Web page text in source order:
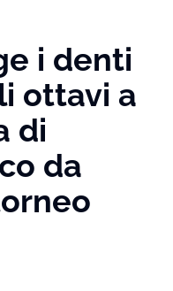
i denti
ottavi a
di
da